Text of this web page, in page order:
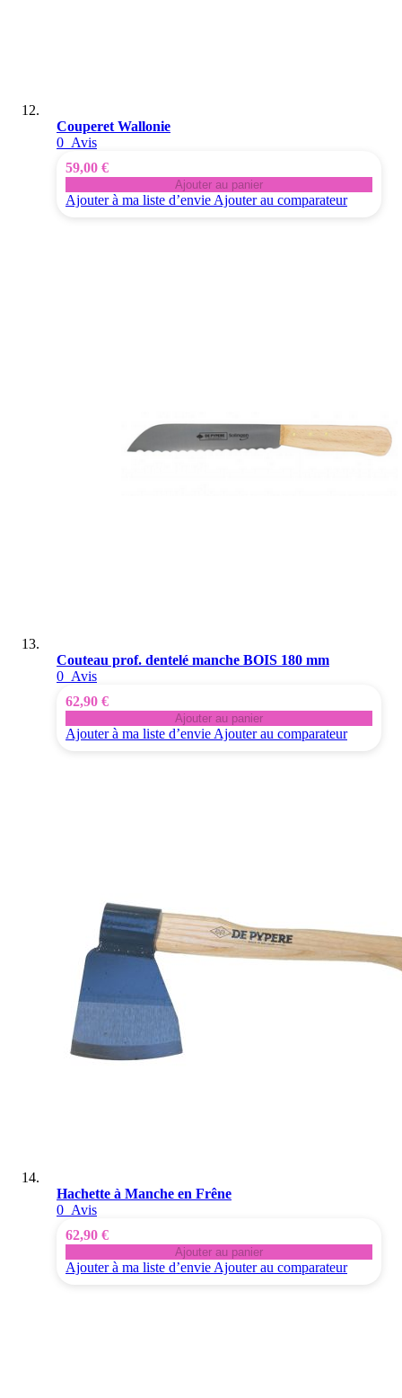
Couperet Wallonie
0 Avis
59,00 €
Ajouter au panier
Ajouter à ma liste d’envie Ajouter au comparateur
Couteau prof. dentelé manche BOIS 180 mm
0 Avis
62,90 €
Ajouter au panier
Ajouter à ma liste d’envie Ajouter au comparateur
Hachette à Manche en Frêne
0 Avis
62,90 €
Ajouter au panier
Ajouter à ma liste d’envie Ajouter au comparateur